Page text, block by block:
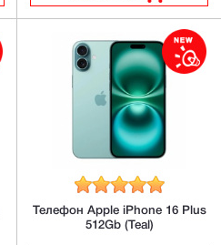
Телефон Apple iPhone 16 Plus
512Gb (Teal)